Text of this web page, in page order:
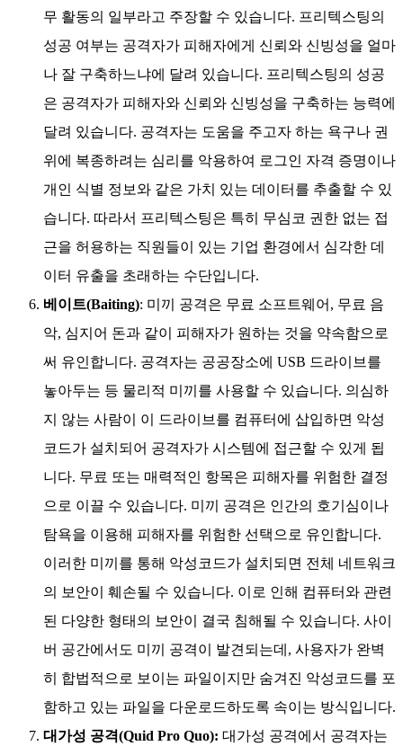
무 활동의 일부라고 주장할 수 있습니다. 프리텍스팅의
성공 여부는 공격자가 피해자에게 신뢰와 신빙성을 얼마
나 잘 구축하느냐에 달려 있습니다. 프리텍스팅의 성공
은 공격자가 피해자와 신뢰와 신빙성을 구축하는 능력에
달려 있습니다. 공격자는 도움을 주고자 하는 욕구나 권
위에 복종하려는 심리를 악용하여 로그인 자격 증명이나
개인 식별 정보와 같은 가치 있는 데이터를 추출할 수 있
습니다. 따라서 프리텍스팅은 특히 무심코 권한 없는 접
근을 허용하는 직원들이 있는 기업 환경에서 심각한 데
이터 유출을 초래하는 수단입니다.
베이트(Baiting): 미끼 공격은 무료 소프트웨어, 무료 음
악, 심지어 돈과 같이 피해자가 원하는 것을 약속함으로
써 유인합니다. 공격자는 공공장소에 USB 드라이브를
놓아두는 등 물리적 미끼를 사용할 수 있습니다. 의심하
지 않는 사람이 이 드라이브를 컴퓨터에 삽입하면 악성
코드가 설치되어 공격자가 시스템에 접근할 수 있게 됩
니다. 무료 또는 매력적인 항목은 피해자를 위험한 결정
으로 이끌 수 있습니다. 미끼 공격은 인간의 호기심이나
탐욕을 이용해 피해자를 위험한 선택으로 유인합니다.
이러한 미끼를 통해 악성코드가 설치되면 전체 네트워크
의 보안이 훼손될 수 있습니다. 이로 인해 컴퓨터와 관련
된 다양한 형태의 보안이 결국 침해될 수 있습니다. 사이
버 공간에서도 미끼 공격이 발견되는데, 사용자가 완벽
히 합법적으로 보이는 파일이지만 숨겨진 악성코드를 포
함하고 있는 파일을 다운로드하도록 속이는 방식입니다.
대가성 공격(Quid Pro Quo): 대가성 공격에서 공격자는